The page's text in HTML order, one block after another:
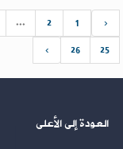
‹
1
2
...
25
26
›
العودة إلى الأعلى